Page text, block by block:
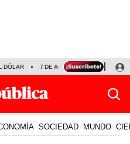
DÓLAR 7 DE AGOSTO OLLANTA
SOCIEDAD MUNDO